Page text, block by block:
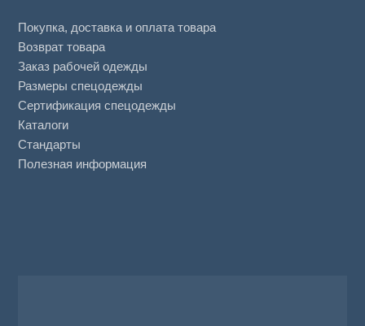
Покупка, доставка и оплата товара
Возврат товара
Заказ рабочей одежды
Размеры спецодежды
Сертификация спецодежды
Каталоги
Стандарты
Полезная информация